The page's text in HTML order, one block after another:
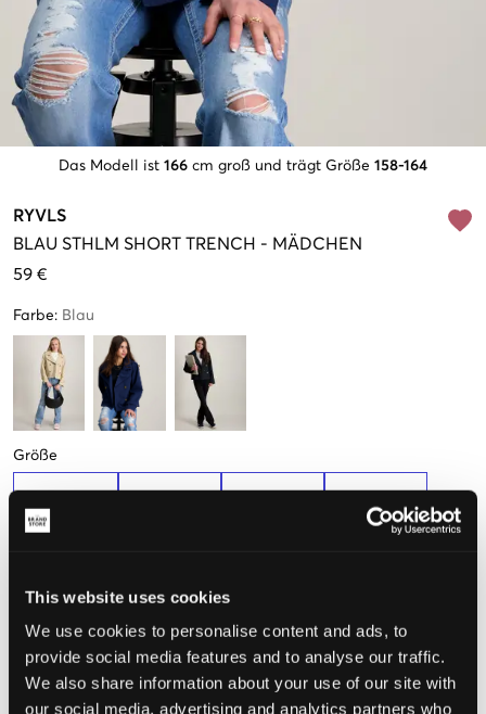
This website uses cookies
We use cookies to personalise content and ads, to
provide social media features and to analyse our traffic.
We also share information about your use of our site with
our social media, advertising and analytics partners who
Das Modell ist 166 cm groß und trägt Größe 158-164
RYVLS
BLAU STHLM SHORT TRENCH - MÄDCHEN
59 €
Farbe: Blau
Größe
170-176 cm
Wahrgenommene Größe
Klein Perfekt
GRÖSSENBERATER